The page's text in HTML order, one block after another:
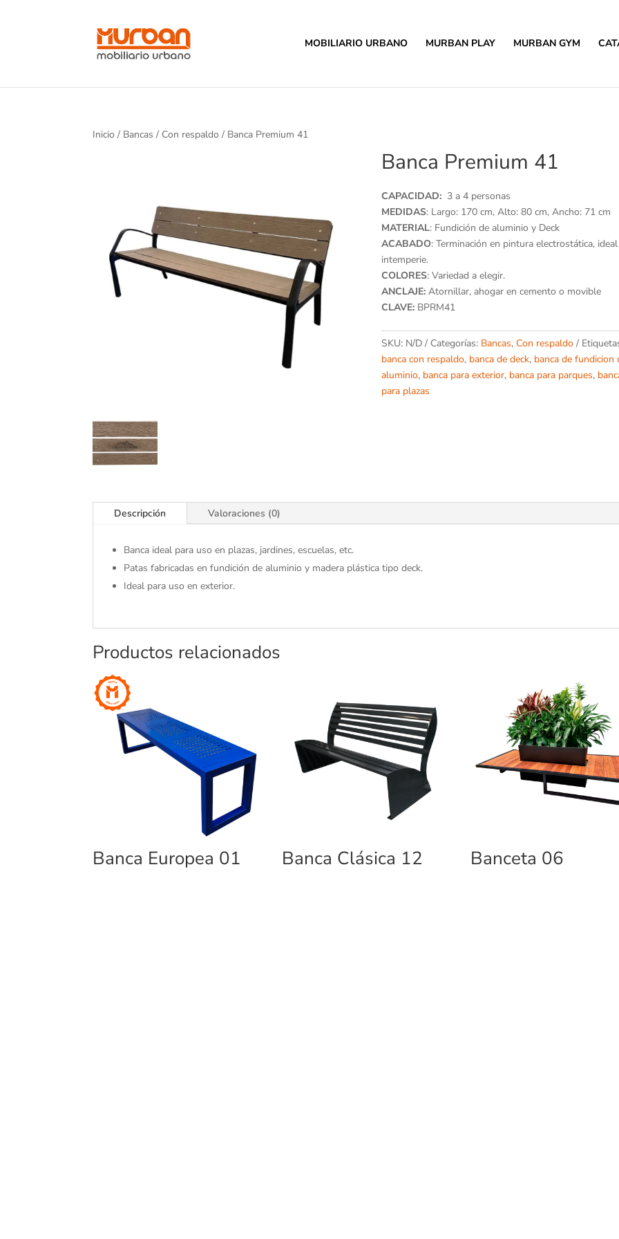
MOBILIARIO URBANO MURBAN PLAY MURBAN GYM
Inicio / Bancas / Con respaldo / Banca Premium 41
Banca Premium 41
CAPACIDAD:3 a 4 personas
MEDIDAS: Largo: 170 cm, Alto: 80 cm, Ancho: 71 cm
MATERIAL: Fundición de aluminio y Deck
ACABADO: Terminación en pintura electrostática,
intemperie.
COLORES: Variedad a elegir.
ANCLAJE:Atornillar, ahogar en cemento o movible
CLAVE:BPRM41
SKU: N/D Categorías: Bancas, Con respaldo
banca con respaldo, banca de deck, banca de fundicion
aluminio, banca para exterior, banca para parques,
para plazas
Descripción Valoraciones (0)
Banca ideal para uso en plazas, jardines, escuelas, etc.
Patas fabricadas en fundición de aluminio y madera plástica tipo deck.
Ideal para uso en exterior.
Productos relacionados
Banca Europea 01 Banca Clásica 12 Banceta 06